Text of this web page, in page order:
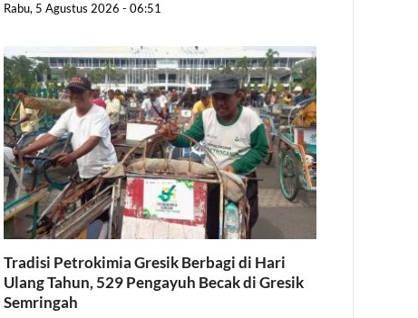
Rabu, 5 Agustus 2026 - 06:51
Tradisi Petrokimia Gresik Berbagi di Hari
Ulang Tahun, 529 Pengayuh Becak di Gresik
Semringah